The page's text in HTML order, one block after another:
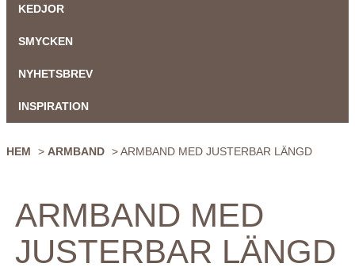
KEDJOR
SMYCKEN
NYHETSBREV
INSPIRATION
HEM > ARMBAND > ARMBAND MED JUSTERBAR LÄNGD
ARMBAND MED
JUSTERBAR LÄNGD